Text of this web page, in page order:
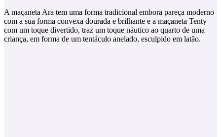
A maçaneta Ara tem uma forma tradicional embora pareça moderno
com a sua forma convexa dourada e brilhante e a maçaneta Tenty
com um toque divertido, traz um toque náutico ao quarto de uma
criança, em forma de um tentáculo anelado, esculpido em latão.